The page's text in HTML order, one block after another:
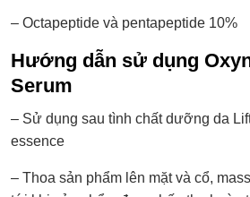
– Octapeptide và pentapeptide 10%
Hướng dẫn sử dụng
Serum
– Sử dụng sau tình chất dưỡng da
essence
– Thoa sản phẩm lên mặt và cổ,